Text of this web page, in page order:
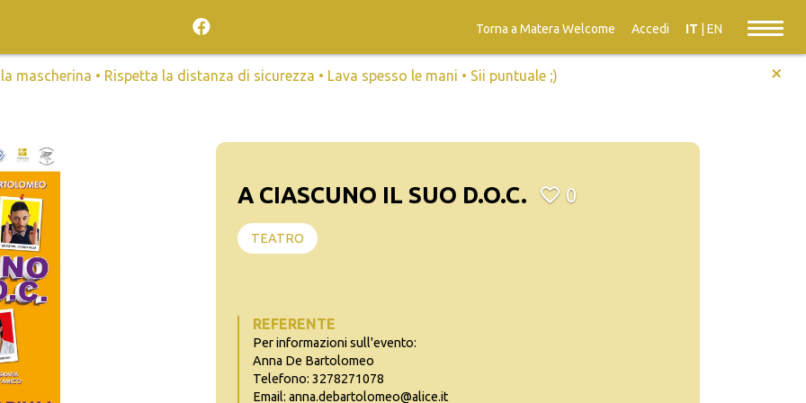
Torna a Matera Welcome Accedi IT EN
la mascherina • Rispetta la distanza di sicurezza • Lava spesso le mani • Sii puntuale ;) +
A CIASCUNO IL SUO D.O.C. 0
TEATRO
REFERENTE
Per informazioni sull'evento:
Anna De Bartolomeo
Telefono: 3278271078
Email: anna.debartolomeo@alice.it